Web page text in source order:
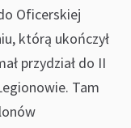
Oficerskiej
którą ukończył
przydział do II
Tam